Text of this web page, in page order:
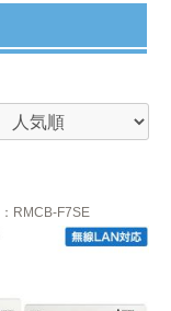
：RMCB-F7SE